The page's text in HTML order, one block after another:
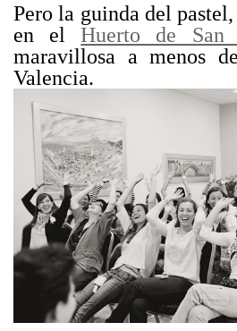
Pero la guinda del
en elHuerto de San
maravillosa a menos
Valencia.